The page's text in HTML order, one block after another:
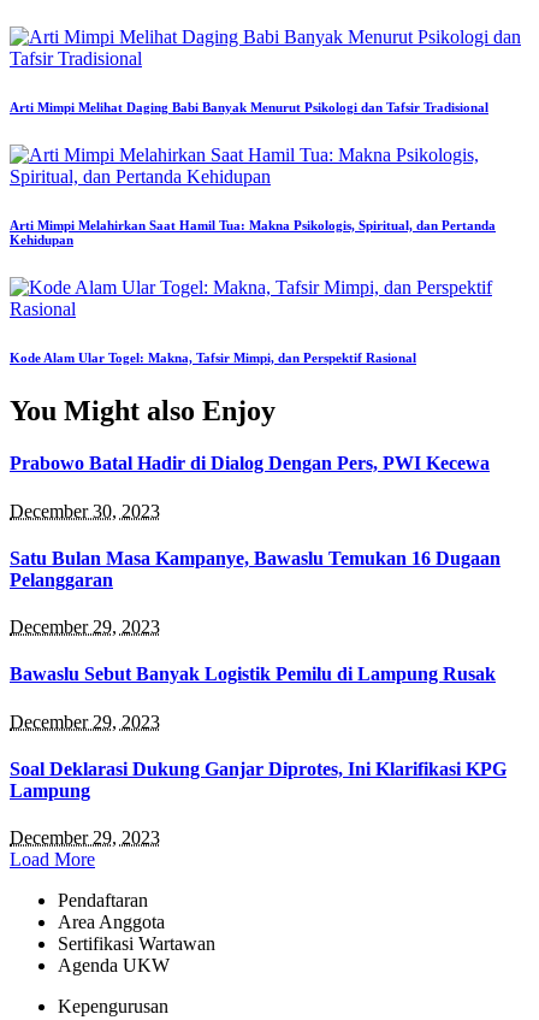
Arti Mimpi Melihat Daging Babi Banyak Menurut Psikologi dan Tafsir Tradisional
Arti Mimpi Melahirkan Saat Hamil Tua: Makna Psikologis, Spiritual, dan Pertanda
Kehidupan
Kode Alam Ular Togel: Makna, Tafsir Mimpi, dan Perspektif Rasional
You Might also Enjoy
Prabowo Batal Hadir di Dialog Dengan Pers, PWI Kecewa
December 30, 2023
Satu Bulan Masa Kampanye, Bawaslu Temukan 16 Dugaan
Pelanggaran
December 29, 2023
Bawaslu Sebut Banyak Logistik Pemilu di Lampung Rusak
December 29, 2023
Soal Deklarasi Dukung Ganjar Diprotes, Ini Klarifikasi KPG
Lampung
December 29, 2023
Load More
Pendaftaran
Area Anggota
Sertifikasi Wartawan
Agenda UKW
Kepengurusan